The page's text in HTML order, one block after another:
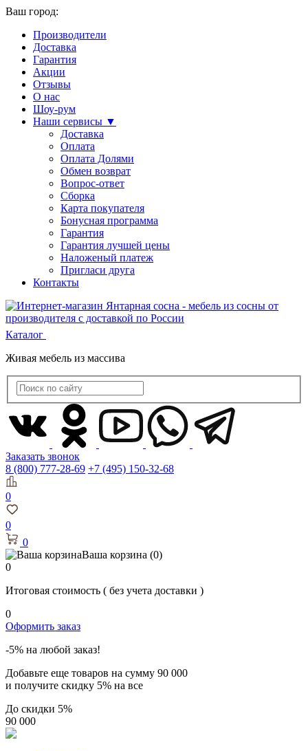
Ваш город:
Производители
Доставка
Гарантия
Акции
Отзывы
О нас
Шоу-рум
Наши сервисы ▼
Доставка
Оплата
Оплата Долями
Обмен возврат
Вопрос-ответ
Сборка
Карта покупателя
Бонусная программа
Гарантия
Гарантия лучшей цены
Наложеный платеж
Пригласи друга
Контакты
Каталог
Живая мебель из массива
Заказать звонок
8 (800) 777-28-69 +7 (495) 150-32-68
0
0
0
Ваша корзина (0)
0
Итоговая стоимость ( без учета доставки )
0
Оформить заказ
-5% на любой заказ!
Добавьте еще товаров на сумму 90 000
и получите скидку 5% на все
До скидки 5%
90 000